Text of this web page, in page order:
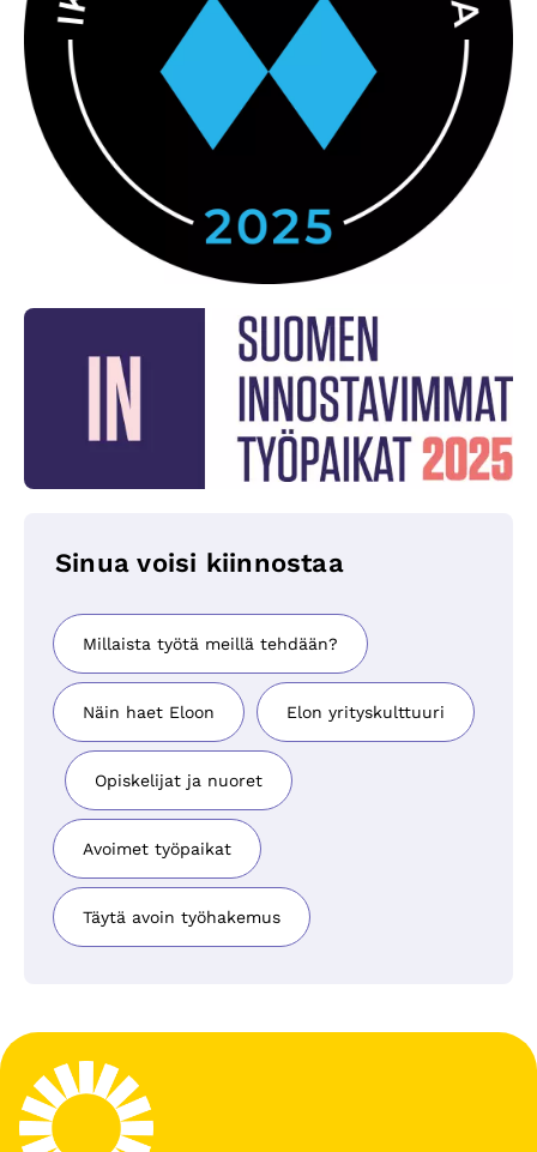
Sinua voisi kiinnostaa
Millaista työtä meillä tehdään?
Näin haet Eloon Elon yrityskulttuuri
Opiskelijat ja nuoret
Avoimet työpaikat
Täytä avoin työhakemus